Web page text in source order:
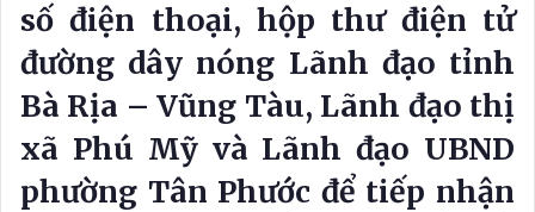
số điện thoại, hộp thư điện tử
đường dây nóng Lãnh đạo tỉnh
Bà Rịa – Vũng Tàu, Lãnh đạo thị
xã Phú Mỹ và Lãnh đạo UBND
phường Tân Phước để tiếp nhận